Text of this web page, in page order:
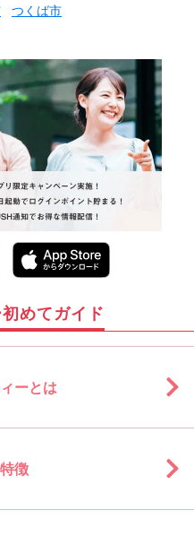
つくば市
めてガイド
ーとは
徴